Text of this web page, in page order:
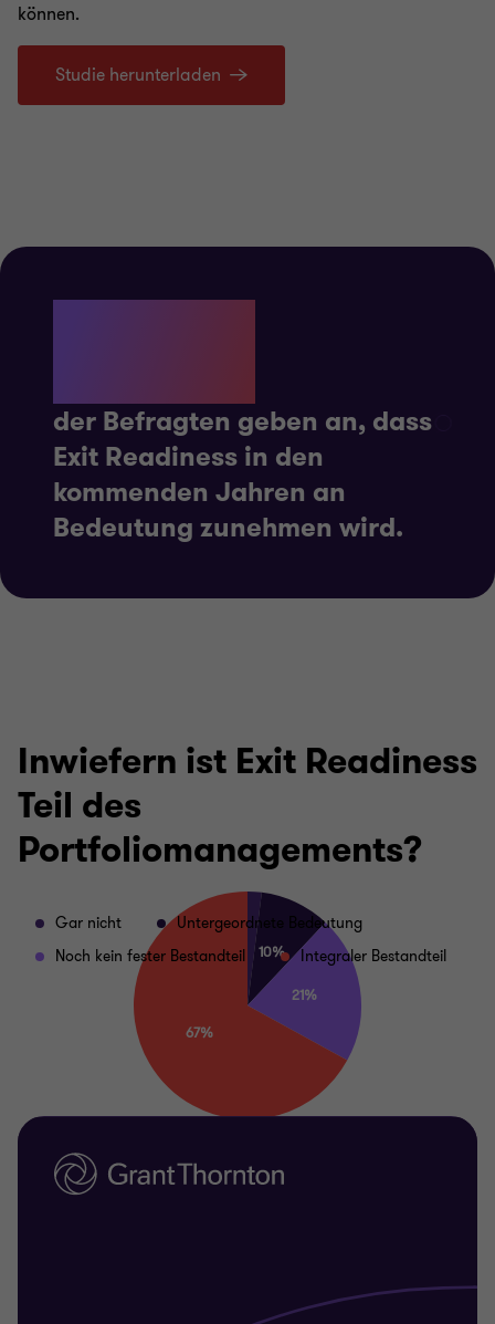
können.
Studie herunterladen
der Befragten geben an, dass
Exit Readiness in den
kommenden Jahren an
Bedeutung zunehmen wird.
Inwiefern ist Exit Readiness
Teil des
Portfoliomanagements?
Gar nicht
Untergeordnete Bedeutung
Noch kein fester Bestandteil
Integraler Bestandteil